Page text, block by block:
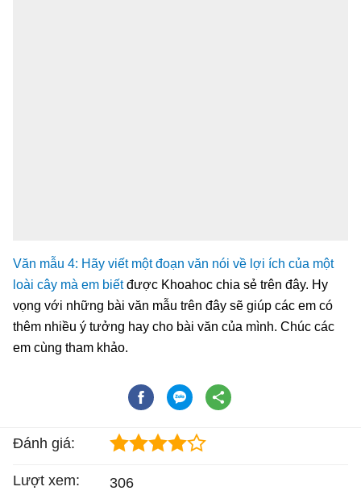
Văn mẫu 4: Hãy viết một đoạn văn nói về lợi ích của một
loài cây mà em biếtđược Khoahoc chia sẻ trên đây. Hy
vọng với những bài văn mẫu trên đây sẽ giúp các em có
thêm nhiều ý tưởng hay cho bài văn của mình. Chúc các
em cùng tham khảo.
Đánh giá:
Lượt xem: 306